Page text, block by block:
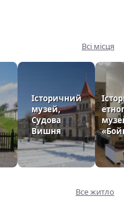
Всі місця
Історичний
музей,
Судова
Вишня
Все житло